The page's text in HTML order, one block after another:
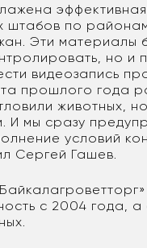
эффективная
штабов по
Эти материалы
но и
видеозапись
прошлого года
животных,
И мы сразу
условий
Сергей Гашев.
с 2004 года,